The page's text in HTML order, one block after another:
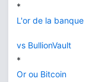
*
L'or de la banque
vs BullionVault
*
Or ou Bitcoin